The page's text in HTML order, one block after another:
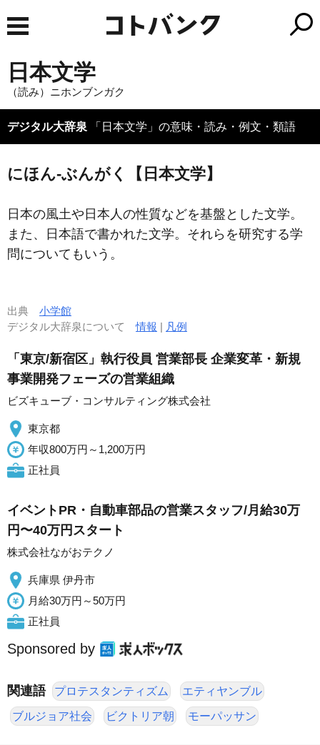
日本文学
（読み）ニホンブンガク
デジタル大辞泉 「日本文学」の意味・読み・例文・類語
にほん‐ぶんがく【日本文学】
日本の風土や日本人の性質などを基盤とした文学。
また、日本語で書かれた文学。それらを研究する学
問についてもいう。
出典 小学館
デジタル大辞泉について情報 | 凡例
「東京/新宿区」執行役員 営業部長 企業変革・新規
事業開発フェーズの営業組織
ビズキューブ・コンサルティング株式会社
東京都
年収800万円～1,200万円
正社員
イベントPR・自動車部品の営業スタッフ/月給30万
円〜40万円スタート
株式会社ながおテクノ
兵庫県 伊丹市
月給30万円～50万円
正社員
Sponsored by
関連語 プロテスタンティズム エティヤンブル
ブルジョア社会 ビクトリア朝 モーパッサン